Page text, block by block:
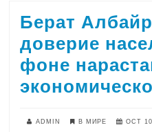
Берат
доверие
фоне
ADMIN В МИРЕ OCT